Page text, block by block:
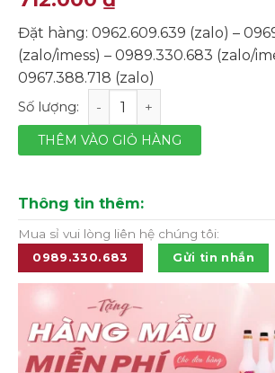
Đặt hàng: 0962.609.639 (zalo) –
(zalo/imess) – 0989.330.683 (zalo/
0967.388.718 (zalo)
Rượu mùi Jagermeister selected 56
THÊM VÀO GIỎ HÀNG
Thông tin thêm:
Mua sỉ vui lòng liên hệ chúng tôi:
0989.330.683 Gửi tin nhắn